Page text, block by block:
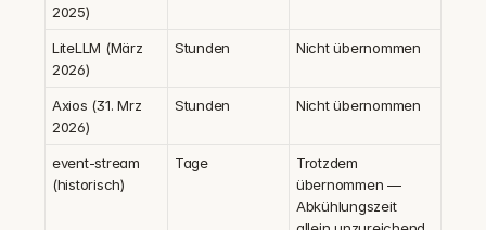
2025)
LiteLLM (März
2026)
Stunden Nicht übernommen
Axios (31. Mrz
2026)
Stunden Nicht übernommen
event-stream
(historisch)
Tage
Trotzdem
übernommen —
Abkühlungszeit